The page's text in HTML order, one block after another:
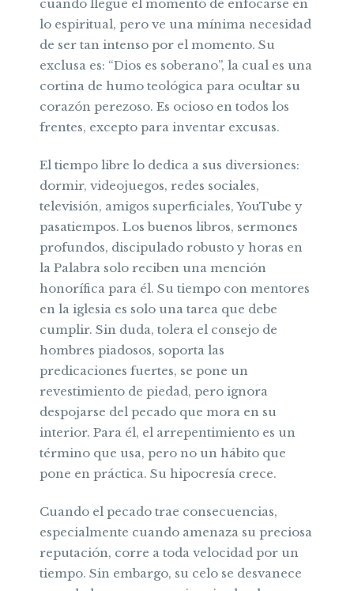
cuando llegue el momento de enfocarse en
lo espiritual, pero ve una mínima necesidad
de ser tan intenso por el momento. Su
exclusa es: “Dios es soberano”, la cual es una
cortina de humo teológica para ocultar su
corazón perezoso. Es ocioso en todos los
frentes, excepto para inventar excusas.
El tiempo libre lo dedica a sus diversiones:
dormir, videojuegos, redes sociales,
televisión, amigos superficiales, YouTube y
pasatiempos. Los buenos libros, sermones
profundos, discipulado robusto y horas en
la Palabra solo reciben una mención
honorífica para él. Su tiempo con mentores
en la iglesia es solo una tarea que debe
cumplir. Sin duda, tolera el consejo de
hombres piadosos, soporta las
predicaciones fuertes, se pone un
revestimiento de piedad, pero ignora
despojarse del pecado que mora en su
interior. Para él, el arrepentimiento es un
término que usa, pero no un hábito que
pone en práctica. Su hipocresía crece.
Cuando el pecado trae consecuencias,
especialmente cuando amenaza su preciosa
reputación, corre a toda velocidad por un
tiempo. Sin embargo, su celo se desvanece